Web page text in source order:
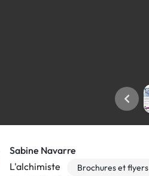
Sabine Navarre
L'alchimiste
Brochures et flyers